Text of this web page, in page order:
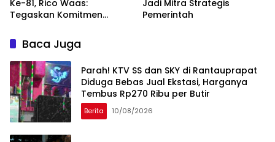
Ke-81, Rico Waas:
Tegaskan Komitmen
Jadi Mitra Strategis
Pemerintah
Baca Juga
Parah! KTV SS dan SKY di Rantauprapat
Diduga Bebas Jual Ekstasi, Harganya
Tembus Rp270 Ribu per Butir
Berita 10/08/2026